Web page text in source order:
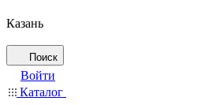
Казань
Поиск
Войти
Каталог